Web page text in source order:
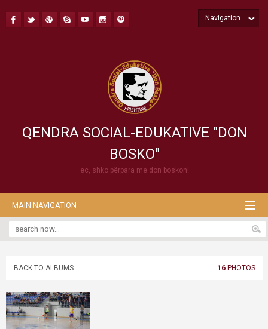
QENDRA SOCIAL-EDUKATIVE "DON
BOSKO"
ec, shko përpara me don boskon!
Navigation
MAIN NAVIGATION
BACK TO ALBUMS 16 PHOTOS